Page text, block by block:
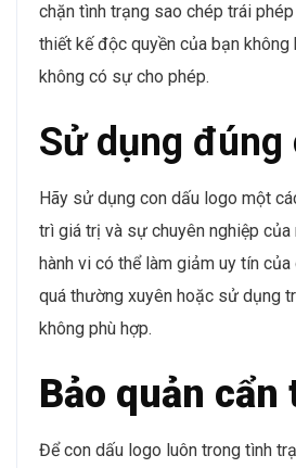
chặn tình trạng sao chép trái
thiết kế độc quyền của bạn
không có sự cho phép.
Sử dụng đúng
Hãy sử dụng con dấu logo một
trì giá trị và sự chuyên nghiệp của
hành vi có thể làm giảm uy tín
quá thường xuyên hoặc sử dụng
không phù hợp.
Bảo quản cẩn
Để con dấu logo luôn trong tình